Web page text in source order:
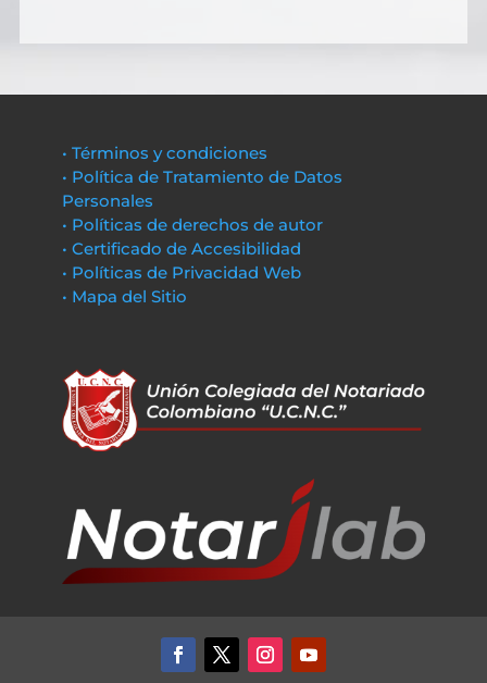
• Términos y condiciones
• Política de Tratamiento de Datos
Personales
• Políticas de derechos de autor
• Certificado de Accesibilidad
• Políticas de Privacidad Web
• Mapa del Sitio